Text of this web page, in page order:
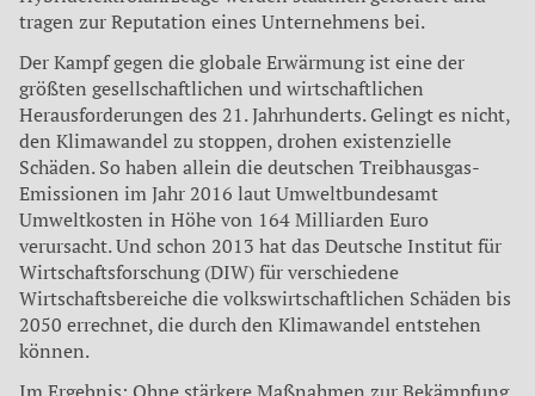
tragen zur Reputation eines Unternehmens bei.
Der Kampf gegen die globale Erwärmung ist eine der
größten gesellschaftlichen und wirtschaftlichen
Herausforderungen des 21. Jahrhunderts. Gelingt es nicht,
den Klimawandel zu stoppen, drohen existenzielle
Schäden. So haben allein die deutschen Treibhausgas-
Emissionen im Jahr 2016 laut Umweltbundesamt
Umweltkosten in Höhe von 164 Milliarden Euro
verursacht. Und schon 2013 hat das Deutsche Institut für
Wirtschaftsforschung (DIW) für verschiedene
Wirtschaftsbereiche die volkswirtschaftlichen Schäden bis
2050 errechnet, die durch den Klimawandel entstehen
können.